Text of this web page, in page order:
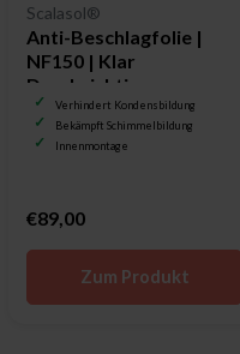
Scalasol®
Anti-Beschlagfolie |
NF150 | Klar
Durchsichtig
Verhindert Kondensbildung
Bekämpft Schimmelbildung
Innenmontage
€89,00
Zum Produkt